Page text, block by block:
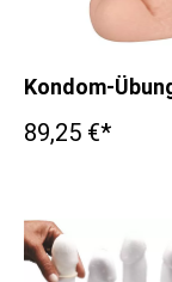
89,25 €*